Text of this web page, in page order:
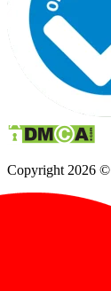
Copyright 2026 ©